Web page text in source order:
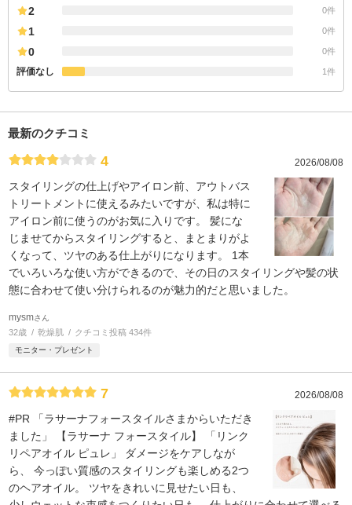
2 0件
1 0件
0 0件
評価なし 1件
最新のクチコミ
4 2026/08/08
スタイリングの仕上げやアイロン前、アウトバス
トリートメントに使えるみたいですが、私は特に
アイロン前に使うのがお気に入りです。 髪にな
じませてからスタイリングすると、まとまりがよ
くなって、ツヤのある仕上がりになります。 1本
でいろいろな使い方ができるので、その日のスタイリングや髪の状
態に合わせて使い分けられるのが魅力的だと思いました。
mysmさん
32歳 乾燥肌 クチコミ投稿 434件
モニター・プレゼント
7 2026/08/08
#PR 「ラサーナフォースタイルさまからいただき
ました」 【ラサーナ フォースタイル】 「リンク
リペアオイル ピュレ」 ダメージをケアしなが
ら、 今っぽい質感のスタイリングも楽しめる2つ
のヘアオイル。 ツヤをきれいに見せたい日も、